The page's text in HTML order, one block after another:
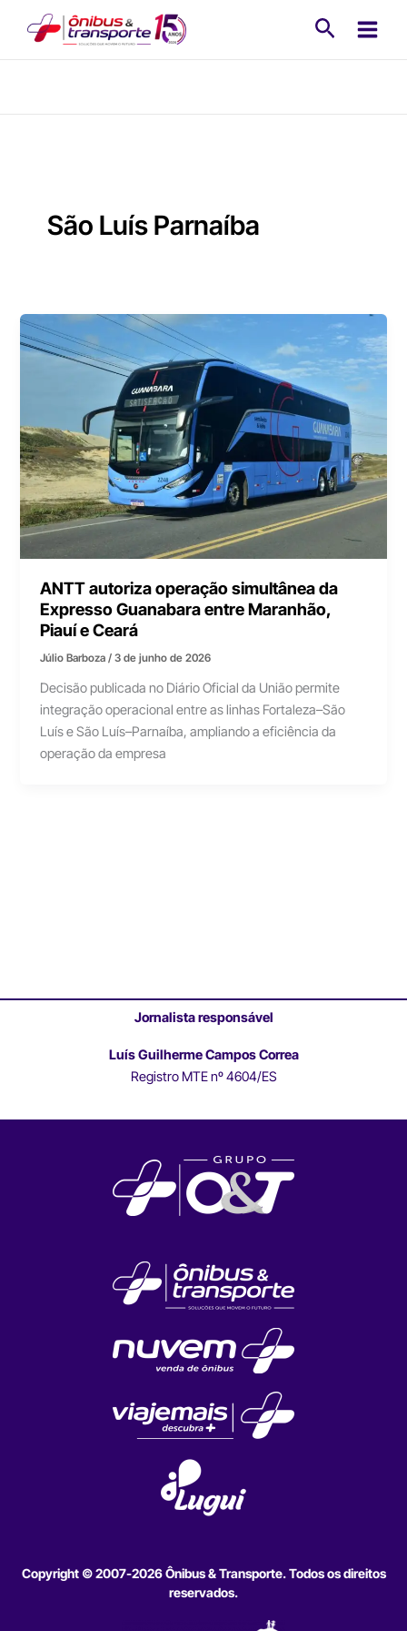
São Luís Parnaíba
ANTT autoriza operação simultânea da
Expresso Guanabara entre Maranhão,
Piauí e Ceará
Júlio Barboza/3 de junho de 2026
Decisão publicada no Diário Oficial da União permite
integração operacional entre as linhas Fortaleza–São
Luís e São Luís–Parnaíba, ampliando a eficiência da
operação da empresa
Jornalista responsável
Luís Guilherme Campos Correa
Registro MTE nº 4604/ES
Copyright © 2007-2026 Ônibus & Transporte. Todos os direitos
reservados.